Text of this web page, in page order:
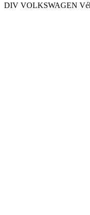
DIV VOLKSWAGEN